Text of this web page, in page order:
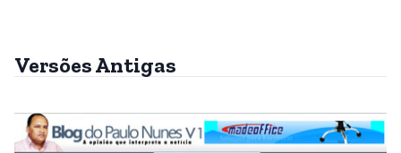
Versões Antigas